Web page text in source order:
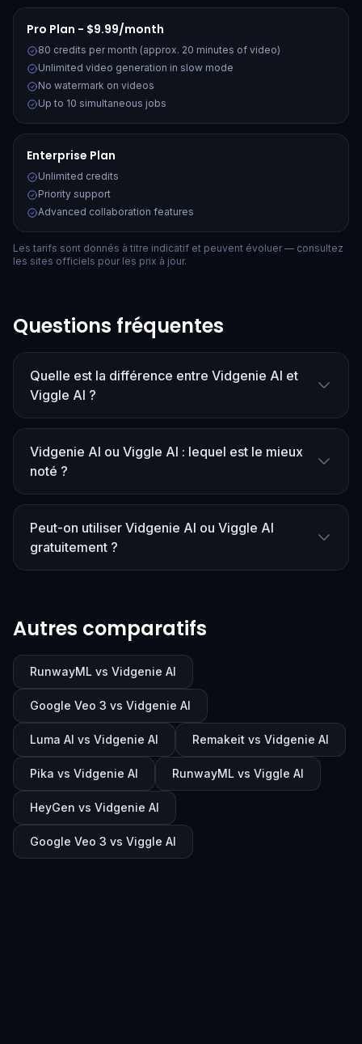
Pro Plan - $9.99/month
80 credits per month (approx. 20 minutes of video)
Unlimited video generation in slow mode
No watermark on videos
Up to 10 simultaneous jobs
Enterprise Plan
Unlimited credits
Priority support
Advanced collaboration features
Les tarifs sont donnés à titre indicatif et peuvent évoluer — consultez
les sites officiels pour les prix à jour.
Questions fréquentes
Quelle est la différence entre Vidgenie AI et
Viggle AI ?
Vidgenie AI ou Viggle AI : lequel est le mieux
noté ?
Peut-on utiliser Vidgenie AI ou Viggle AI
gratuitement ?
Autres comparatifs
RunwayML vs Vidgenie AI
Google Veo 3 vs Vidgenie AI
Luma AI vs Vidgenie AI Remakeit vs Vidgenie AI
Pika vs Vidgenie AI RunwayML vs Viggle AI
HeyGen vs Vidgenie AI
Google Veo 3 vs Viggle AI